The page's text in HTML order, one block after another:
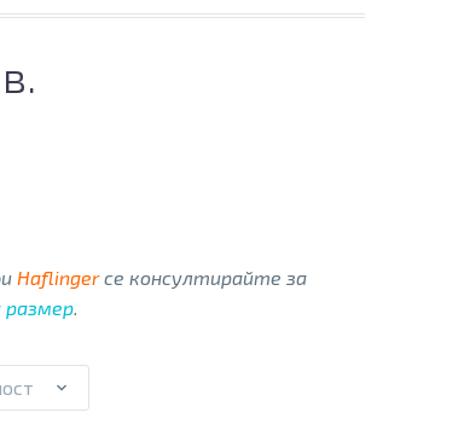
Haflingerсе консултирайте за
размер.